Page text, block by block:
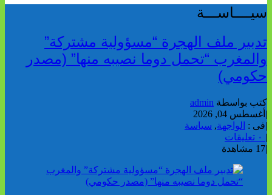
سيــــاســـة
تدبير ملف الهجرة “مسؤولية مشتركة”
والمغرب “تحمل دوما نصيبه منها” (مصدر
حكومي)
كتب بواسطة admin
| أغسطس 04, 2026
|فى : الواجهة, سياسة
|
|17 مشاهدة